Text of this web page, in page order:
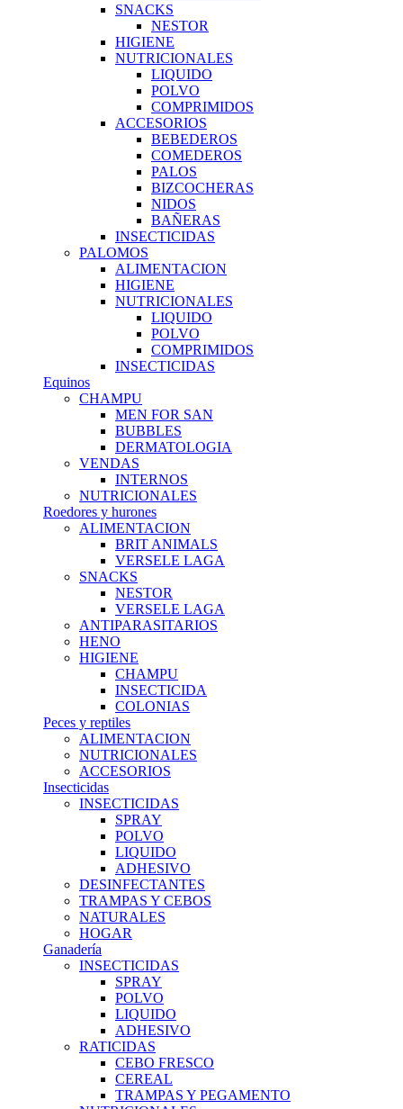
SNACKS
NESTOR
HIGIENE
NUTRICIONALES
LIQUIDO
POLVO
COMPRIMIDOS
ACCESORIOS
BEBEDEROS
COMEDEROS
PALOS
BIZCOCHERAS
NIDOS
BAÑERAS
INSECTICIDAS
PALOMOS
ALIMENTACION
HIGIENE
NUTRICIONALES
LIQUIDO
POLVO
COMPRIMIDOS
INSECTICIDAS
Equinos
CHAMPU
MEN FOR SAN
BUBBLES
DERMATOLOGIA
VENDAS
INTERNOS
NUTRICIONALES
Roedores y hurones
ALIMENTACION
BRIT ANIMALS
VERSELE LAGA
SNACKS
NESTOR
VERSELE LAGA
ANTIPARASITARIOS
HENO
HIGIENE
CHAMPU
INSECTICIDA
COLONIAS
Peces y reptiles
ALIMENTACION
NUTRICIONALES
ACCESORIOS
Insecticidas
INSECTICIDAS
SPRAY
POLVO
LIQUIDO
ADHESIVO
DESINFECTANTES
TRAMPAS Y CEBOS
NATURALES
HOGAR
Ganadería
INSECTICIDAS
SPRAY
POLVO
LIQUIDO
ADHESIVO
RATICIDAS
CEBO FRESCO
CEREAL
TRAMPAS Y PEGAMENTO